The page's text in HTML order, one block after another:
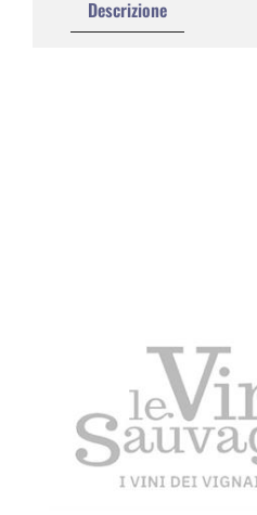
Descrizione